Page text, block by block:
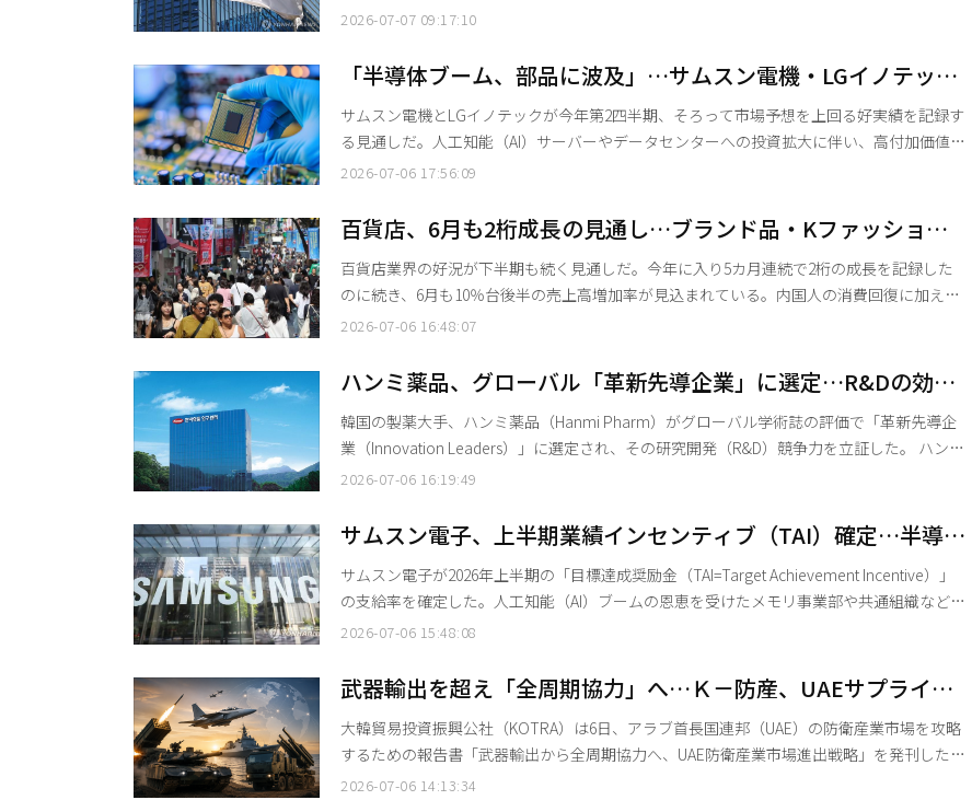
当金負担を抱えながらも、前年通期の2倍を超える利益をわずか1四半期で叩き出した。人
化し、グローバル・ビッグテックでも類を見ない驚異的な業績を達成した。 サムスン電子
は7日、連結基準の第2四半期の営業利益が前年同期比1810.3％増の89.4兆ウォン（暫定
2026-07-07 09:17:10
「半導体ブーム、部品に波及」…サムスン電機・LGイノテッ
ク、第2四半期『好実績』の見通し
サムスン電機とLGイノテックが今年第2四半期、そろって市場予想を上回る好実績を記録す
る見通しだ。人工知能（AI）サーバーやデータセンターへの投資拡大に伴い、高付加価値部
品の需要が急速に高まったことが背景にある。AI半導体を中心に始まったメモリブームが、
金融情報会社エフエヌガイド（FnGuide）によると、サムスン電機とLGイノテックの今年
第2四半期の業績は、市場の期待値を上回る「アニングサプライズ」となる見込みだ。
2026-07-06 17:56:09
百貨店、6月も2桁成長の見通し…ブランド品・Kファッション
など「外国人客」が牽引
百貨店業界の好況が下半期も続く見通しだ。今年に入り5カ月連続で2桁の成長を記録した
のに続き、6月も10％台後半の売上高増加率が見込まれている。内国人の消費回復に加え、
外国人観光客の流入、ブランド品需要の拡大、ウォン安に伴うショッピングの魅力向上が
の産業通商資源部の発表によると、今年の百貨店売上高増加率は、5月まで前年同期比で2
桁成長を維持している。1月に13.4％成長した百貨店の売上高は、2月に25.6％、3月に14.7
2026-07-06 16:48:07
ハンミ薬品、グローバル「革新先導企業」に選定…R&Dの効率
性に注目
韓国の製薬大手、ハンミ薬品（Hanmi Pharm）がグローバル学術誌の評価で「革新先導企
業（Innovation Leaders）」に選定され、その研究開発（R&D）競争力を立証した。 ハンミ
薬品は6日、国際学術誌『ネイチャー・レビュー・ドラッグ・ディスカバリー（Nature
「革新先導企業」グループに分類されたと発表した。 同論文は、アジア、中南米、東欧・
中東・アフリカ（EEMEA）地域の医薬品・バイオ企業45社を対象に、2010年から2025年
2026-07-06 16:19:49
サムスン電子、上半期業績インセンティブ（TAI）確定…半導体
メモリ100%・ファウンドリ75%
サムスン電子が2026年上半期の「目標達成奨励金（TAI=Target Achievement Incentive）」
の支給率を確定した。人工知能（AI）ブームの恩恵を受けたメモリ事業部や共通組織などが
最大水準の100%を受け取る一方、業績不振が続く生活家電（DA）事業部は25%にとどま
社内ネットを通じて上半期のTAI支給率を従業員に通知した。支給日は今月8日の予定だ。
TAIはサムスン電子の代表的な成果給制度の一つで、毎年上半期と下半期に各事業部の
2026-07-06 15:48:08
武器輸出を超え「全周期協力」へ…Ｋ－防産、UAEサプライチ
ェーン進入狙う
大韓貿易投資振興公社（KOTRA）は6日、アラブ首長国連邦（UAE）の防衛産業市場を攻略
するための報告書「武器輸出から全周期協力へ、UAE防衛産業市場進出戦略」を発刊したと
発表した。 報告書によると、世界15位の国防費支出国であるUAEでは、近年の紛争の影響
2026-07-06 14:13:34